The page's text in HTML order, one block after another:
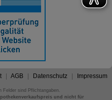
AGB Datenschutz Impressum
Felder sind Pflichtangaben.
und nicht für